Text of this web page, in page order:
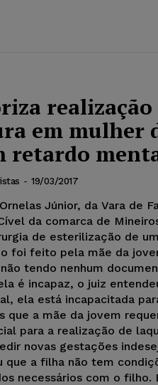
realização
em mulher
retardo
- 19/03/2017
Júnior, da Vara de
da comarca de
de esterilização de
foi feito pela mãe da
tendo nenhum
é incapaz, o juiz
ela está incapacitada
que a mãe da jovem
para a realização de
novas gestações
que a filha não tem
necessários com o filho.